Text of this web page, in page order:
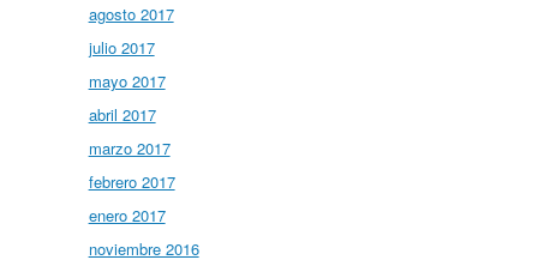
agosto 2017
julio 2017
mayo 2017
abril 2017
marzo 2017
febrero 2017
enero 2017
noviembre 2016